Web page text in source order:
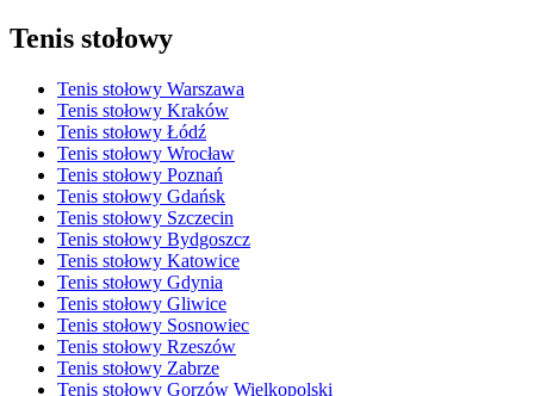
Tenis stołowy
Tenis stołowy Warszawa
Tenis stołowy Kraków
Tenis stołowy Łódź
Tenis stołowy Wrocław
Tenis stołowy Poznań
Tenis stołowy Gdańsk
Tenis stołowy Szczecin
Tenis stołowy Bydgoszcz
Tenis stołowy Katowice
Tenis stołowy Gdynia
Tenis stołowy Gliwice
Tenis stołowy Sosnowiec
Tenis stołowy Rzeszów
Tenis stołowy Zabrze
Tenis stołowy Gorzów Wielkopolski